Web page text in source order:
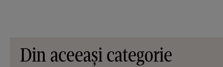
Din aceeași categorie